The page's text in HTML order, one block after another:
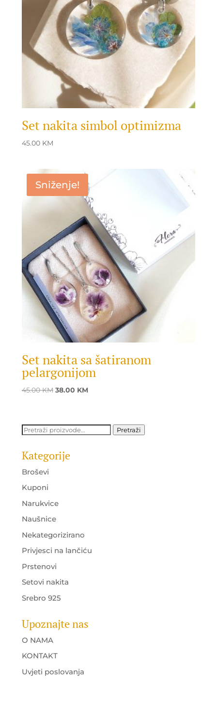
Set nakita simbol optimizma
45.00 KM
Sniženje!
Set nakita sa šatiranom
pelargonijom
45.00KM Original
45.00 KM.
38.00 KMCurrent
38.00 KM.
Pretraži: Pretraži
Kategorije
Broševi
Kuponi
Narukvice
Naušnice
Nekategorizirano
Privjesci na lančiću
Prstenovi
Setovi nakita
Srebro 925
Upoznajte nas
O NAMA
KONTAKT
Uvjeti poslovanja